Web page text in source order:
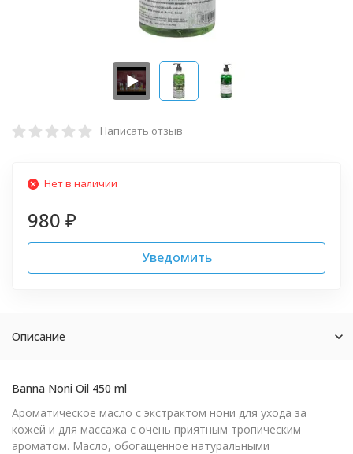
Написать отзыв
Нет в наличии
980 ₽
Уведомить
Описание
Banna Noni Oil 450 ml
Ароматическое масло с экстрактом нони для ухода за
кожей и для массажа с очень приятным тропическим
ароматом. Масло, обогащенное натуральными